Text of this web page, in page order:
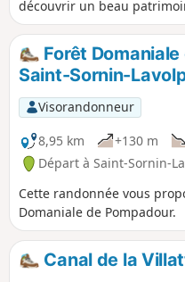
découvrir un beau
historique.
Forêt
Saint-Sornin-
Visorandonneur
8,95 km
+130 m
Départ à Saint-Sornin-
Cette randonnée vous
Domaniale de Pompadour.
Canal de la